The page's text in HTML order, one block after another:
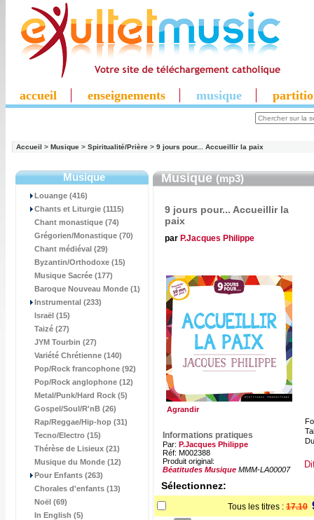
accueil enseignements musique
Accueil > Musique > Spiritualité/Prière > 9 jours pour... Accueillir la paix
Musique
Louange (416)
Chants et Liturgie (1115)
Chant monastique (74)
Grégorien/Monastique (70)
Chant médiéval (29)
Byzantin/Orthodoxe (15)
Musique Sacrée (177)
Baroque Nouveau Monde (1)
Instrumental (233)
Israël (15)
Taizé (27)
JYM Tourbin (27)
Variété Chrétienne (140)
Pop/Rock francophone (92)
Pop/Rock anglophone (12)
Metal/Punk/Hard Rock (5)
Gospel/Soul/R'nB (26)
Rap/Reggae/Hip-hop (31)
Tecno/Electro (15)
Thérèse de Lisieux (21)
Musique du Monde (12)
Pour Enfants (263)
Chorales d'enfants (13)
Noël (69)
In English (5)
Musique(mp3)
9 jours pour... Accueillir la
paix
par P.Jacques Philippe
Agrandir
Informations pratiques
Par: P.Jacques Philippe
Réf: M002388
Produit original:
Béatitudes Musique MMM-LA00007
Sélectionnez:
Tous les titres : 17.10